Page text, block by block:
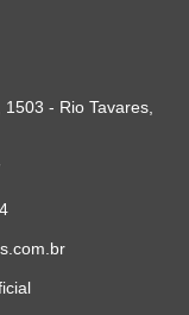
- Rio Tavares,